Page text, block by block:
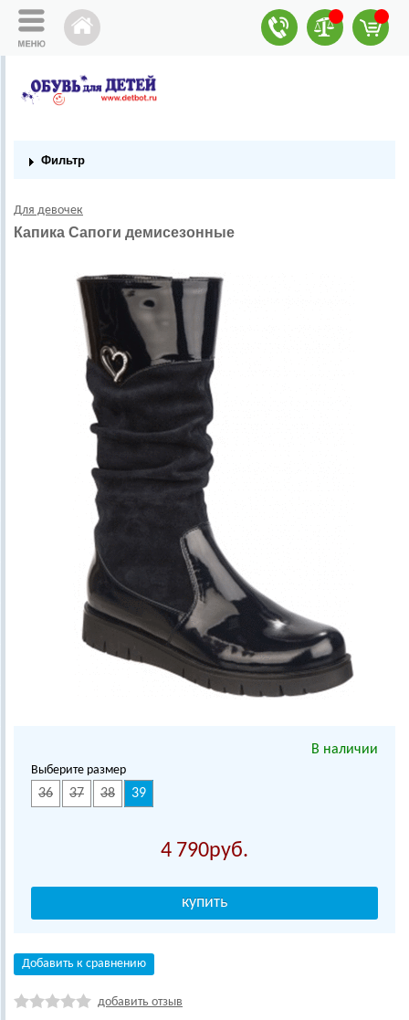
Фильтр
Для девочек
Капика Сапоги демисезонные
В наличии
Выберите размер
36 37 38 39
4 790
Добавить к сравнению
добавить отзыв